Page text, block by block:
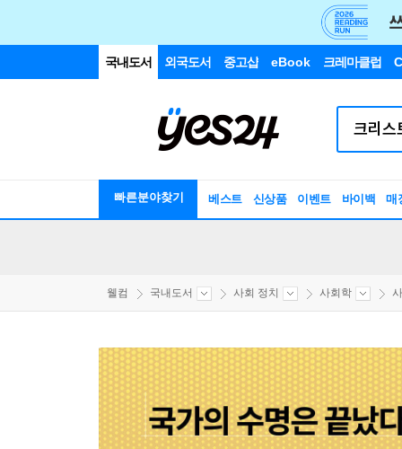
국내도서 외국도서 중고샵 eBook 크레마클럽
빠른분야찾기 베스트 신상품 이벤트 바이백 매
웰컴 국내도서 사회 정치 사회학